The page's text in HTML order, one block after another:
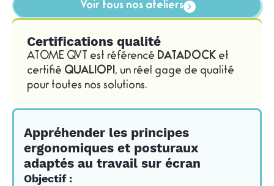
Voir tous nos ateliers
Certifications qualité
ATOME QVT est référencé DATADOCK et
certifié QUALIOPI, un réel gage de qualité
pour toutes nos solutions.
Appréhender les principes
ergonomiques et posturaux
adaptés au travail sur écran
Objectif :